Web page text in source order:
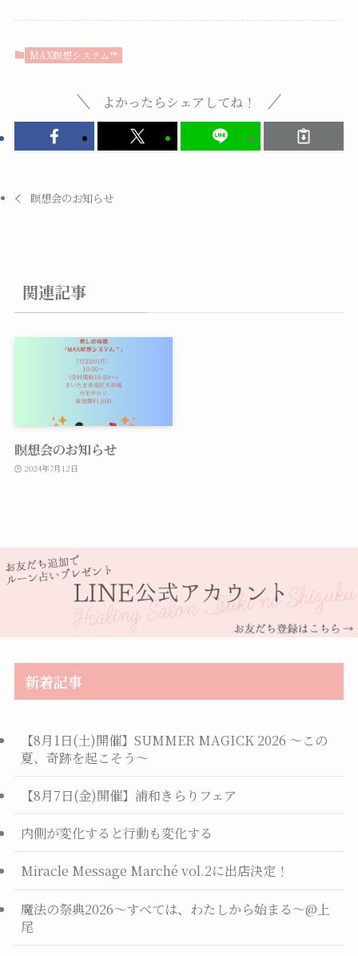
MAX瞑想システム™
よかったらシェアしてね！
瞑想会のお知らせ
関連記事
瞑想会のお知らせ
2024年7月12日
新着記事
【8月1日(土)開催】SUMMER MAGICK 2026 ～この
夏、奇跡を起こそう～
【8月7日(金)開催】浦和きらりフェア
内側が変化すると行動も変化する
Miracle Message Marché vol.2に出店決定！
魔法の祭典2026〜すべては、わたしから始まる〜@上
尾